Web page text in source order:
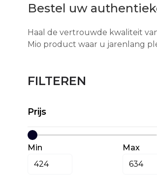
Bestel uw
Haal de vertrouwde kwaliteit
Mio product waar u jarenlang
FILTEREN
Prijs
Min Max